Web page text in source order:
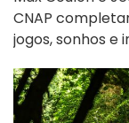
CNAP
jogos, sonhos e